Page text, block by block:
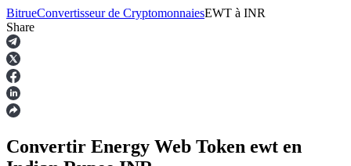
Contrats à terme
BitrueConvertisseur de CryptomonnaiesEWT à INR
Share
Convertir Energy Web Token ewt en